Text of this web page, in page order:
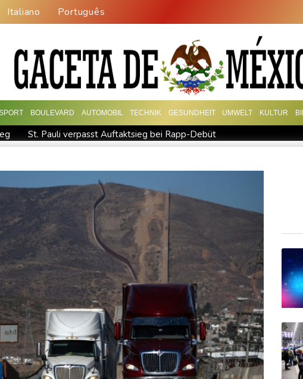
Italiano Português
BOULEVARD AUTOMOBIL TECHNIK GESUNDHEIT UMWELT KULTUR
St. Pauli verpasst Auftaktsieg bei Rapp-Debüt
Ziele knüpfen
Bericht: Trotz Sanierung nur jeder vierte Zug
in Kanada: Notstand in Provinz British Columbia ausgerufen